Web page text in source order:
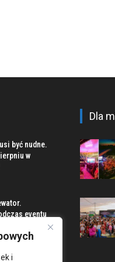
i
być nudne.
w
eventu
Dla